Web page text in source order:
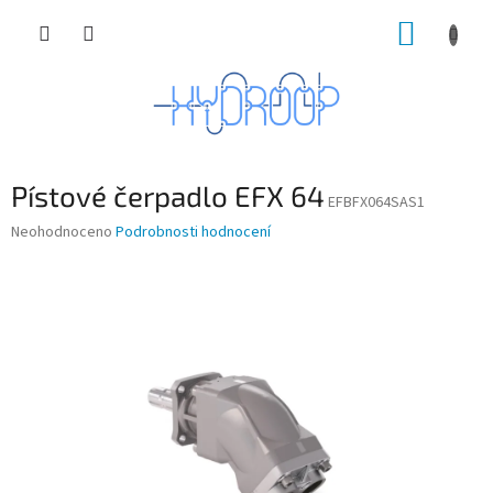
Pístové čerpadlo EFX 64 EFBFX064SAS1
Průměrné
Neohodnoceno Podrobnosti hodnocení